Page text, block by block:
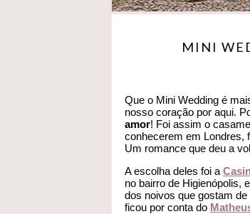
MINI
Que o Mini Wedding é
nosso coração por aqui.
amor! Foi assim o
conhecerem em Londres,
Um romance que deu a
A escolha deles foi a
no bairro de Higienópolis,
dos noivos que gostam
ficou por conta do